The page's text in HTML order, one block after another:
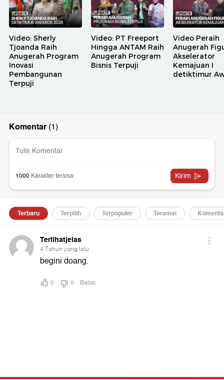
Video: Sherly
Tjoanda Raih
Anugerah Program
Inovasi
Pembangunan
Terpuji
Video: PT Freeport
Hingga ANTAM Raih
Anugerah Program
Bisnis Terpuji
Video Peraih
Anugerah
Akselerator
Kemajuan I
detiktimur